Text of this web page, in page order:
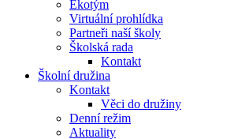
Ekotým
Virtuální prohlídka
Partneři naší školy
Školská rada
Kontakt
Školní družina
Kontakt
Věci do družiny
Denní režim
Aktuality